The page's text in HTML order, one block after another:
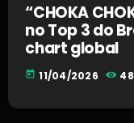
“CHOKA
no Top 3 do
chart global
today 11/04/2026 48